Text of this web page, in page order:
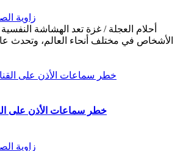
زاوية
أحلام العجلة / غزة تعد الهشاشة
الأشخاص في مختلف أنحاء العالم، وتحدث
خطر سماعات الأذن على
زاوية